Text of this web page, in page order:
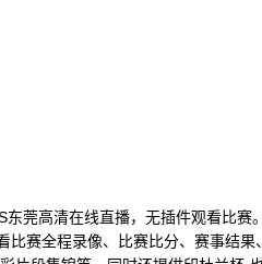
莞高清在线直播，无插件观看比赛
赛全程录像、比赛比分、赛事结